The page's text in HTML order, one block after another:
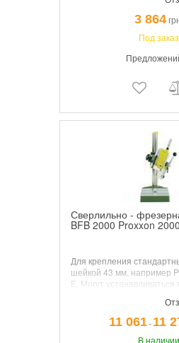
3 864
Под заказ
Сверлильно -
BFB 2000 Proxxon
Для крепления
шейкой 43 мм. например
Е. Могут устанавливаться
(BOSCH, AEG, FEIN,
BLACK & DECKER) на
11 061¯11
В наличии